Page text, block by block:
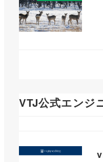
VTJ公式エンジ